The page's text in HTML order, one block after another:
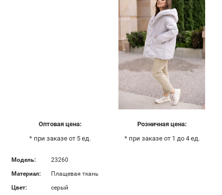
Оптовая цена:
* при заказе от 5 ед.
Розничная цена:
* при заказе от 1 до 4 ед.
Модель:
23260
Материал:
Плащевая ткань
Цвет:
серый